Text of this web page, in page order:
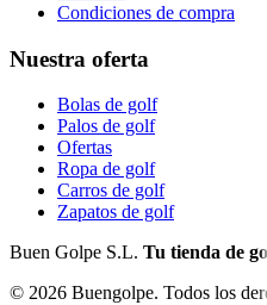
Condiciones de compra
Nuestra oferta
Bolas de golf
Palos de golf
Ofertas
Ropa de golf
Carros de golf
Zapatos de golf
Buen Golpe S.L. Tu tienda de
© 2026 Buengolpe. Todos los